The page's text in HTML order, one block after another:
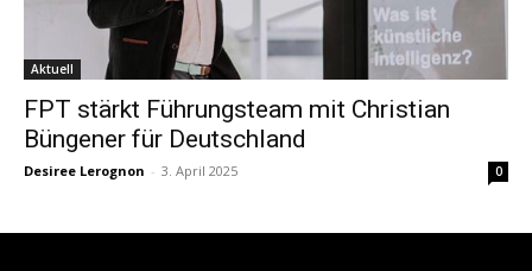
Aktuell
FPT stärkt Führungsteam mit Christian
Büngener für Deutschland
Desiree Lerognon - 3. April 2025 0